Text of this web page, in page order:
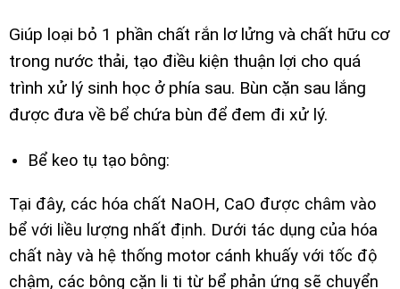
Giúp loại bỏ 1 phần chất rắn lơ lửng và chất hữu cơ
trong nước thải, tạo điều kiện thuận lợi cho quá
trình xử lý sinh học ở phía sau. Bùn cặn sau lắng
được đưa về bể chứa bùn để đem đi xử lý.
Bể keo tụ tạo bông:
Tại đây, các hóa chất NaOH, CaO được châm vào
bể với liều lượng nhất định. Dưới tác dụng của hóa
chất này và hệ thống motor cánh khuấy với tốc độ
chậm, các bông cặn li ti từ bể phản ứng sẽ chuyển